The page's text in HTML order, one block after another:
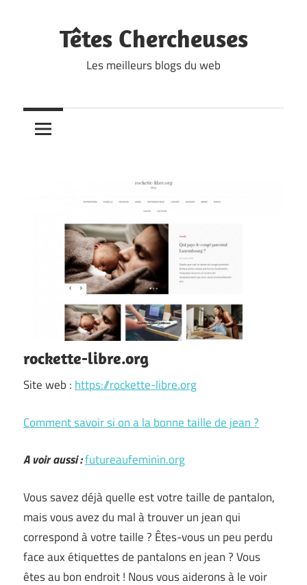
Têtes Chercheuses
Les meilleurs blogs du web
rockette-libre.org
Site web : https://rockette-libre.org
Comment savoir si on a la bonne taille de jean ?
A voir aussi :futureaufeminin.org
Vous savez déjà quelle est votre taille de pantalon,
mais vous avez du mal à trouver un jean qui
correspond à votre taille ? Êtes-vous un peu perdu
face aux étiquettes de pantalons en jean ? Vous
êtes au bon endroit ! Nous vous aiderons à le voir